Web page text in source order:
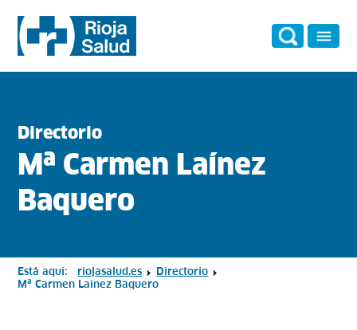
Directorio
Mª Carmen Laínez
Baquero
Está aquí: riojasalud.es
Directorio
Mª Carmen Laínez Baquero